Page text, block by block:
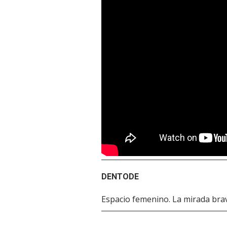
DENTODE
Espacio femenino. La mirada